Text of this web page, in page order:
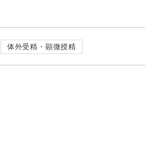
体外受精・顕微授精